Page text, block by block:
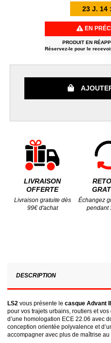
23 J. 14 :
EN
PRODUIT EN
Réservez-le pour le
LIVRAISON
OFFERTE
Livraison gratuite dès
99€ d'achat
Échangez
pendant
DESCRIPTION
LS2 vous présente le casque Advant
pour vos trajets urbains, routiers et
d’une homologation ECE 22.06 avec
conception orientée polyvalence et
accompagner avec plus de maîtrise